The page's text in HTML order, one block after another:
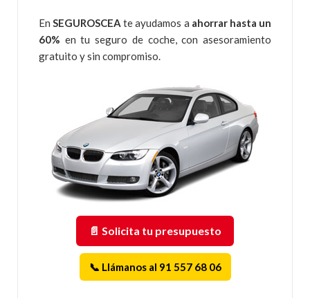
EnSEGUROSCEA te ayudamos a ahorrar hasta un
60% en tu seguro de coche, con asesoramiento
gratuito y sin compromiso.
📄 Solicita tu presupuesto
📞 Llámanos al 91 557 68 06